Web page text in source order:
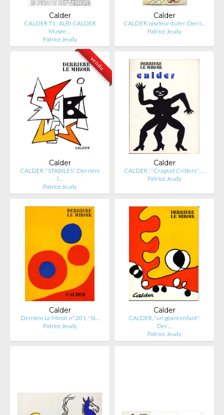
Calder
CALDER 71 : ALBI CALDER
Musée …
Patrice Jeudy
Calder
CALDER, oiseleur du fer. Derri…
Patrice Jeudy
vendu
Calder
CALDER. "STABILES". Derrière
l…
Patrice Jeudy
Calder
CALDER : "Crags et Critters". …
Patrice Jeudy
Calder
Derrière Le Miroir n° 201. "St…
Patrice Jeudy
Calder
CALDER, "un géant enfant".
Der…
Patrice Jeudy